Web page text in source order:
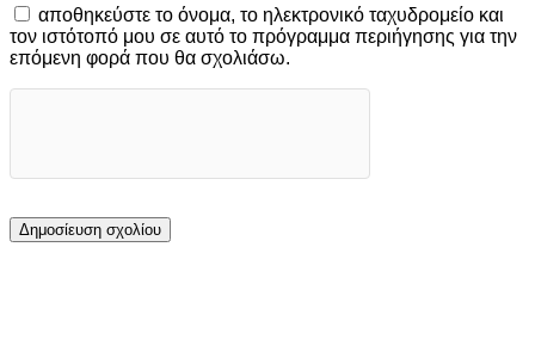
αποθηκεύστε το όνομα, το ηλεκτρονικό ταχυδρομείο και
τον ιστότοπό μου σε αυτό το πρόγραμμα περιήγησης για την
επόμενη φορά που θα σχολιάσω.